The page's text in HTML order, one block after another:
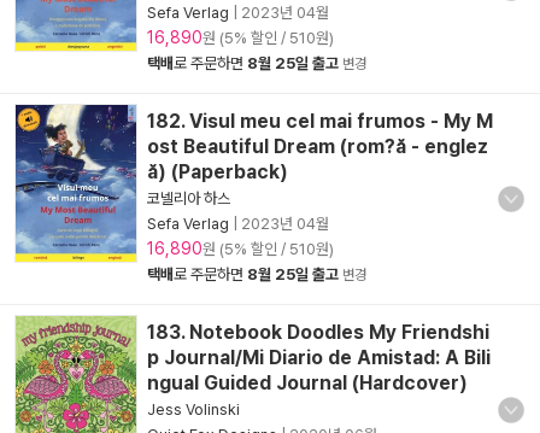
Sefa Verlag
2023년 04월
16,890원 (5% 할인 / 510원)
택배로 주문하면 8월 25일 출고 변경
182. Visul meu cel mai frumos - My M
ost Beautiful Dream (rom?ă - englez
ă) (Paperback)
코넬리아 하스
Sefa Verlag
2023년 04월
16,890원 (5% 할인 / 510원)
택배로 주문하면 8월 25일 출고 변경
183. Notebook Doodles My Friendshi
p Journal/Mi Diario de Amistad: A Bili
ngual Guided Journal (Hardcover)
Jess Volinski